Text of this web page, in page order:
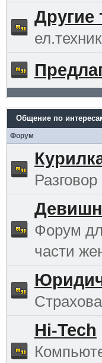
Другие
Общение по
Форум
Форум
части
Hi-Tech